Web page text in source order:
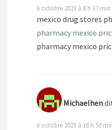
6 octobre 2023 à 8 h 37 min
mexico drug stores
pharmacy mexico
pharmacy mexico
Michaelhen
6 octobre 2023 à 16 h 50